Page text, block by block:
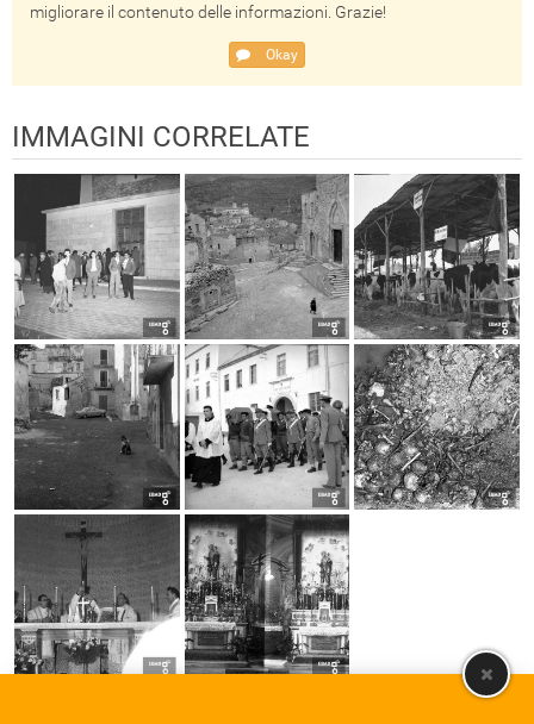
migliorare il contenuto delle informazioni. Grazie!
Okay
IMMAGINI CORRELATE